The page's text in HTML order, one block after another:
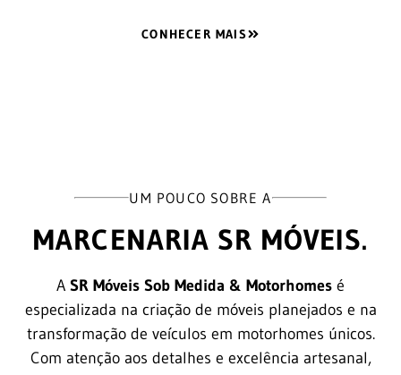
CONHECER MAIS
UM POUCO SOBRE A
MARCENARIA SR MÓVEIS.
A SR Móveis Sob Medida & Motorhomes é
especializada na criação de móveis planejados e na
transformação de veículos em motorhomes únicos.
Com atenção aos detalhes e excelência artesanal,